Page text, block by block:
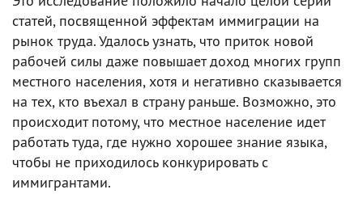
статей, посвященной эффектам иммиграции на
рынок труда. Удалось узнать, что приток новой
рабочей силы даже повышает доход многих групп
местного населения, хотя и негативно сказывается
на тех, кто въехал в страну раньше. Возможно, это
происходит потому, что местное население идет
работать туда, где нужно хорошее знание языка,
чтобы не приходилось конкурировать с
иммигрантами.